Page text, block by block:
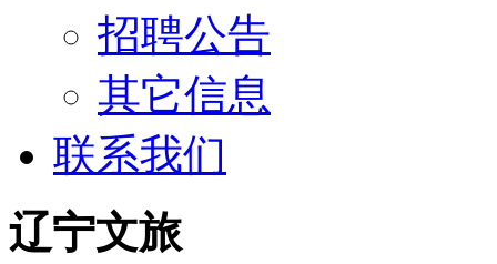
招聘公告
其它信息
联系我们
辽宁文旅